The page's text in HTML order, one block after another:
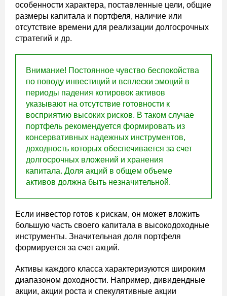
особенности характера, поставленные цели, общие
размеры капитала и портфеля, наличие или
отсутствие времени для реализации долгосрочных
стратегий и др.
Внимание! Постоянное чувство беспокойства
по поводу инвестиций и всплески эмоций в
периоды падения котировок активов
указывают на отсутствие готовности к
восприятию высоких рисков. В таком случае
портфель рекомендуется формировать из
консервативных надежных инструментов,
доходность которых обеспечивается за счет
долгосрочных вложений и хранения
капитала. Доля акций в общем объеме
активов должна быть незначительной.
Если инвестор готов к рискам, он может вложить
большую часть своего капитала в высокодоходные
инструменты. Значительная доля портфеля
формируется за счет акций.
Активы каждого класса характеризуются широким
диапазоном доходности. Например, дивидендные
акции, акции роста и спекулятивные акции